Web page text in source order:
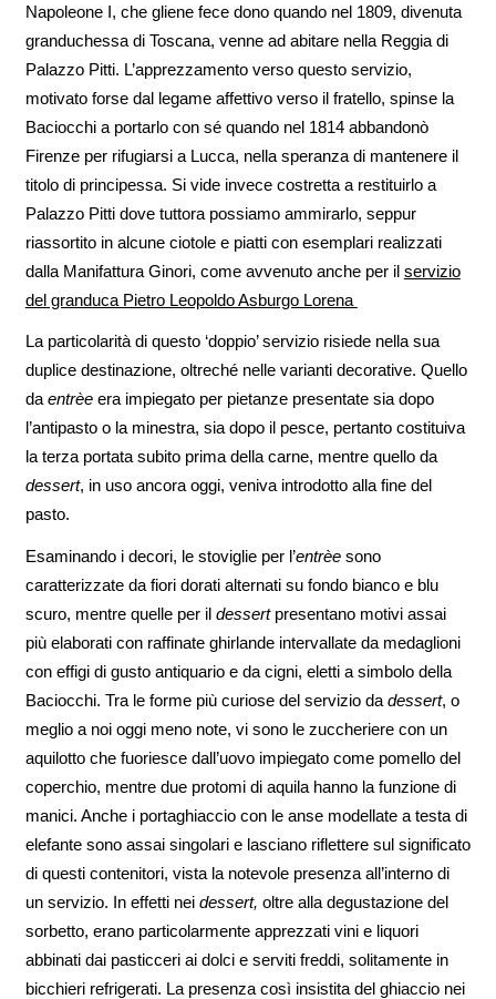
Napoleone I, che gliene fece dono quando nel 1809, divenuta
granduchessa di Toscana, venne ad abitare nella Reggia di
Palazzo Pitti. L’apprezzamento verso questo servizio,
motivato forse dal legame affettivo verso il fratello, spinse la
Baciocchi a portarlo con sé quando nel 1814 abbandonò
Firenze per rifugiarsi a Lucca, nella speranza di mantenere il
titolo di principessa. Si vide invece costretta a restituirlo a
Palazzo Pitti dove tuttora possiamo ammirarlo, seppur
riassortito in alcune ciotole e piatti con esemplari realizzati
dalla Manifattura Ginori, come avvenuto anche per il servizio
del granduca Pietro Leopoldo Asburgo Lorena
La particolarità di questo ‘doppio’ servizio risiede nella sua
duplice destinazione, oltreché nelle varianti decorative. Quello
da entrèeera impiegato per pietanze presentate sia dopo
l’antipasto o la minestra, sia dopo il pesce, pertanto costituiva
la terza portata subito prima della carne, mentre quello da
dessert, in uso ancora oggi, veniva introdotto alla fine del
pasto.
Esaminando i decori, le stoviglie per l’entrèe sono
caratterizzate da fiori dorati alternati su fondo bianco e blu
scuro, mentre quelle per il dessert presentano motivi assai
più elaborati con raffinate ghirlande intervallate da medaglioni
con effigi di gusto antiquario e da cigni, eletti a simbolo della
Baciocchi. Tra le forme più curiose del servizio da dessert, o
meglio a noi oggi meno note, vi sono le zuccheriere con un
aquilotto che fuoriesce dall’uovo impiegato come pomello del
coperchio, mentre due protomi di aquila hanno la funzione di
manici. Anche i portaghiaccio con le anse modellate a testa di
elefante sono assai singolari e lasciano riflettere sul significato
di questi contenitori, vista la notevole presenza all’interno di
un servizio. In effetti nei dessert, oltre alla degustazione del
sorbetto, erano particolarmente apprezzati vini e liquori
abbinati dai pasticceri ai dolci e serviti freddi, solitamente in
bicchieri refrigerati. La presenza così insistita del ghiaccio nei